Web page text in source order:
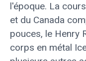
l'époque. La
et du Canada
pouces, le Henry
corps en métal